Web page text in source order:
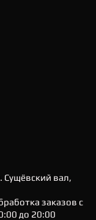
Сущёвский вал,
заказов с
до 20:00